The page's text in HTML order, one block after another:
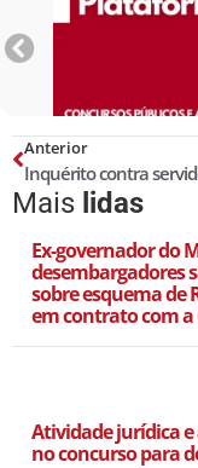
Anterior
Mais lidas
Ex-governador do
desembargadores
sobre esquema de
em contrato com a
Atividade jurídica
no concurso para